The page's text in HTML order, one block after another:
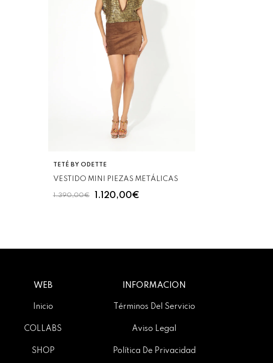
VENDEDOR:
TETÉ BY ODETTE
VESTIDO MINI PIEZAS METÁLICAS
1.390,00€ 1.120,00€
WEB
Inicio
COLLABS
SHOP
INFORMACIÓN
Términos Del Servicio
Aviso Legal
Política De Privacidad